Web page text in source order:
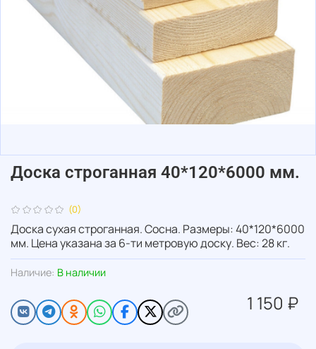
(0)
Наличие: В наличии
Доска строганная 40*120*6000 мм.
1 150 ₽
Доска сухая строганная. Сосна. Размеры: 40*120*6000
мм. Цена указана за 6-ти метровую доску. Вес: 28 кг.